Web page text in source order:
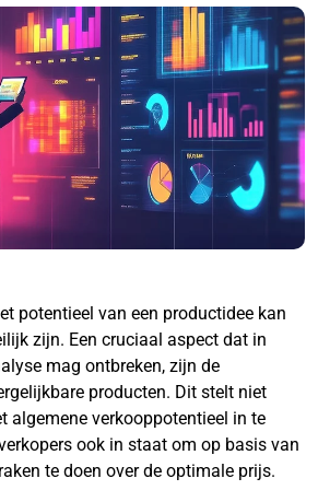
potentieel van een productidee kan
zijn. Een cruciaal aspect dat in
mag ontbreken, zijn de
producten. Dit stelt niet
algemene verkooppotentieel in te
ook in staat om op basis van
te doen over de optimale prijs.